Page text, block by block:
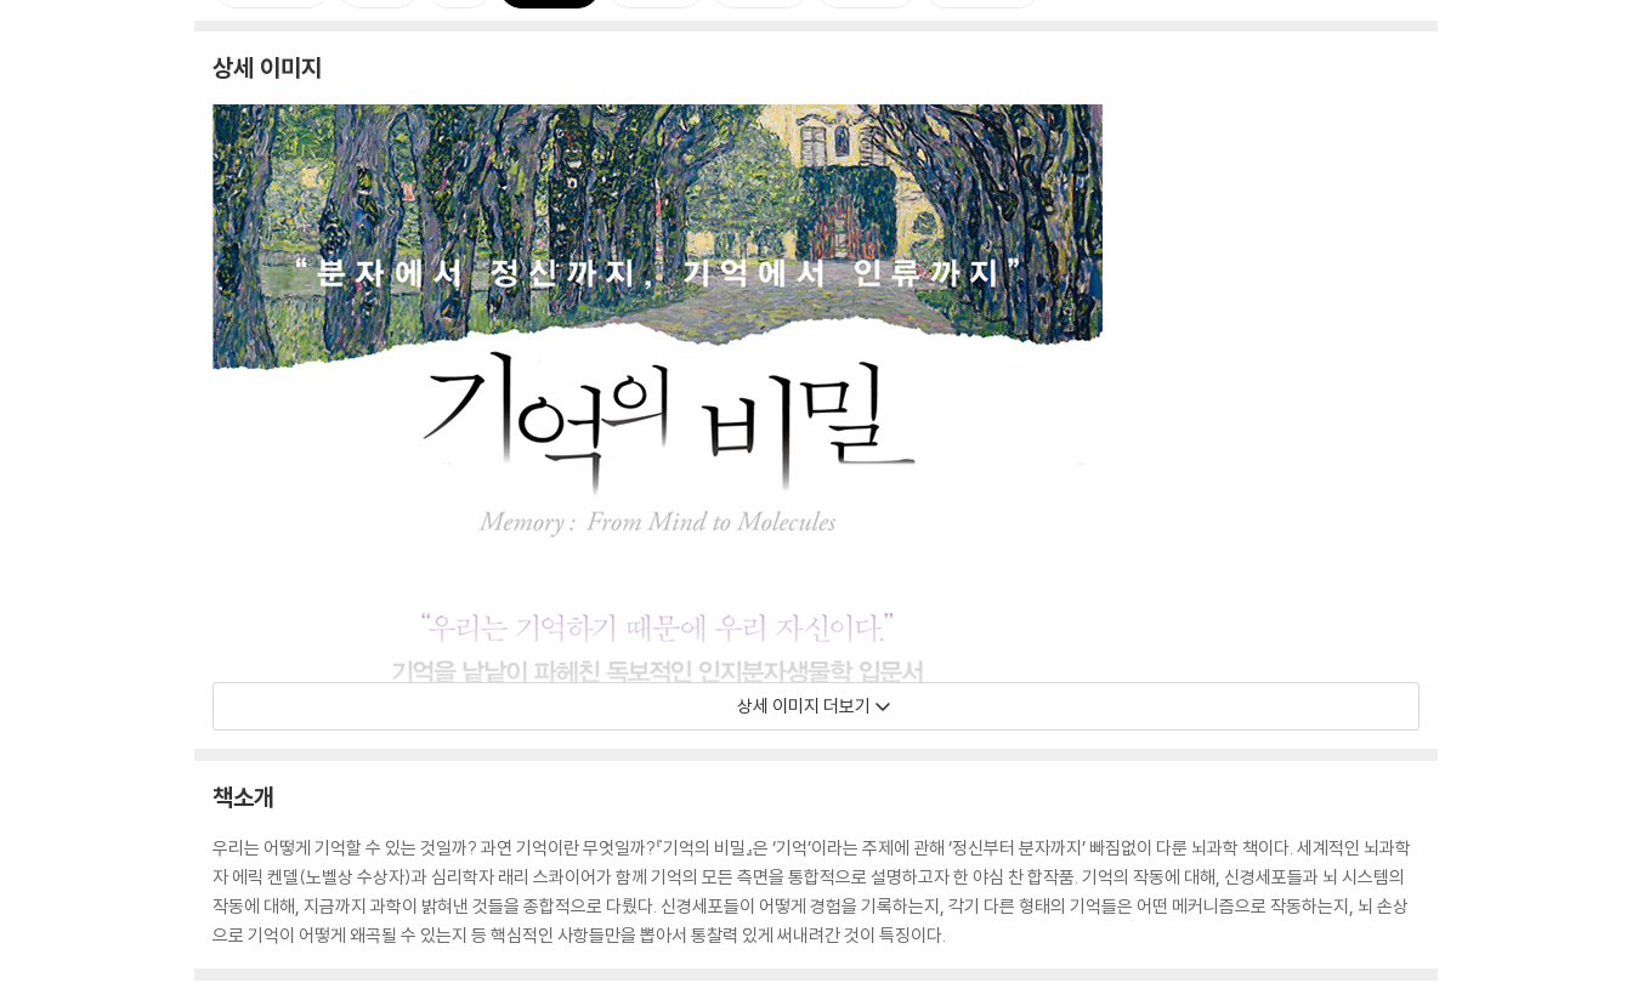
상세 이미지
상세 이미지 더보기
책소개
우리는 어떻게 기억할 수 있는 것일까? 과연 기억이란 무엇일까?『기억의 비밀』은 ‘기억’이라는 주제에 관해 ‘정신부터 분자까지’ 빠짐없이 다룬 뇌과학 책이다. 세계적인 뇌과학
자 에릭 켄델(노벨상 수상자)과 심리학자 래리 스콰이어가 함께 기억의 모든 측면을 통합적으로 설명하고자 한 야심 찬 합작품. 기억의 작동에 대해, 신경세포들과 뇌 시스템의
작동에 대해, 지금까지 과학이 밝혀낸 것들을 종합적으로 다뤘다. 신경세포들이 어떻게 경험을 기록하는지, 각기 다른 형태의 기억들은 어떤 메커니즘으로 작동하는지, 뇌 손상
으로 기억이 어떻게 왜곡될 수 있는지 등 핵심적인 사항들만을 뽑아서 통찰력 있게 써내려간 것이 특징이다.